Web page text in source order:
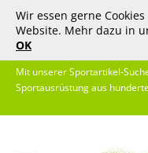
Wir essen gerne
Website. Mehr dazu in
OK
Mit unserer Sportartikel-
Sportausrüstung aus